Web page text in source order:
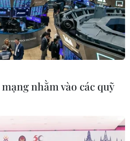
nhằm vào các quỹ